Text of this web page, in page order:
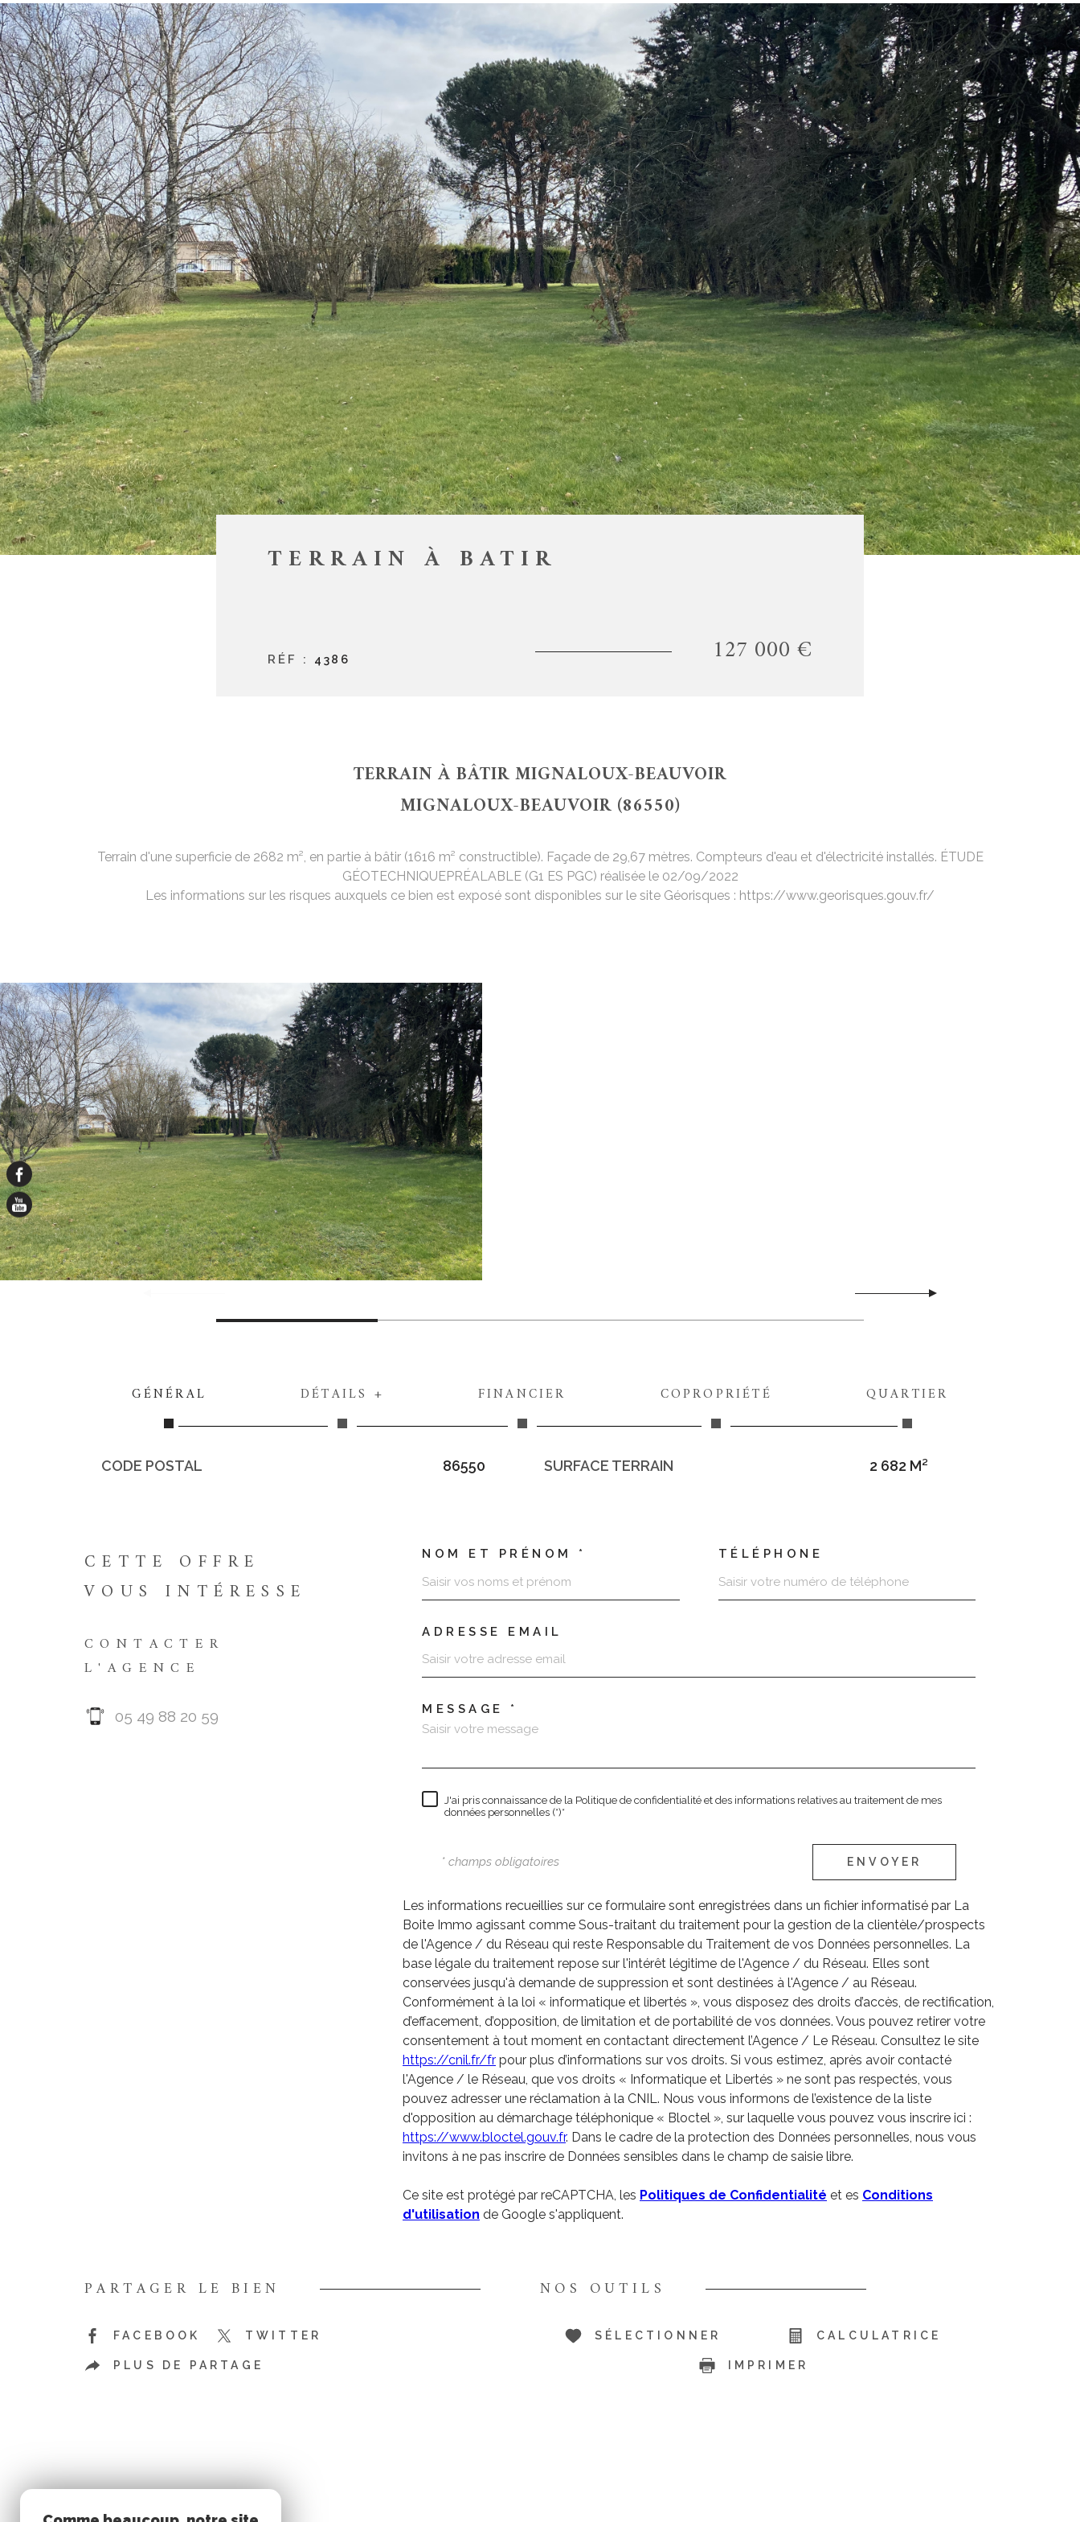
RÉF : 4386
TERRAIN À BATIR
127 000 €
TERRAIN À BÂTIR MIGNALOUX-BEAUVOIR
MIGNALOUX-BEAUVOIR (86550)
Terrain d'une superficie de 2682 m², en partie à bâtir (1616 m² constructible). Façade de 29,67 mètres. Compteurs d'eau et d'électricité installés. ÉTUDE
GÉOTECHNIQUEPRÉALABLE (G1 ES PGC) réalisée le 02/09/2022
Les informations sur les risques auxquels ce bien est exposé sont disponibles sur le site Géorisques : https://www.georisques.gouv.fr/
GÉNÉRAL DÉTAILS + FINANCIER COPROPRIÉTÉ QUARTIER
Caractérisque Valeurs
CODE POSTAL 86550 SURFACE TERRAIN 2 682 M²
CETTE OFFRE
VOUS INTÉRESSE
CONTACTER
L'AGENCE
05 49 88 20 59
NOM ET PRÉNOM * TÉLÉPHONE
ADRESSE EMAIL
MESSAGE *
J'ai pris connaissance de la Politique de confidentialité et des informations relatives au traitement de mes
données personnelles (*)*
* champs obligatoires ENVOYER
Les informations recueillies sur ce formulaire sont enregistrées dans un fichier informatisé par La
Boite Immo agissant comme Sous-traitant du traitement pour la gestion de la clientèle/prospects
de l'Agence / du Réseau qui reste Responsable du Traitement de vos Données personnelles. La
base légale du traitement repose sur l'intérêt légitime de l'Agence / du Réseau. Elles sont
conservées jusqu'à demande de suppression et sont destinées à l'Agence / au Réseau.
Conformément à la loi « informatique et libertés », vous disposez des droits d’accès, de rectification,
d’effacement, d’opposition, de limitation et de portabilité de vos données. Vous pouvez retirer votre
consentement à tout moment en contactant directement l’Agence / Le Réseau. Consultez le site
https://cnil.fr/fr pour plus d’informations sur vos droits. Si vous estimez, après avoir contacté
l'Agence / le Réseau, que vos droits « Informatique et Libertés » ne sont pas respectés, vous
pouvez adresser une réclamation à la CNIL. Nous vous informons de l’existence de la liste
d'opposition au démarchage téléphonique « Bloctel », sur laquelle vous pouvez vous inscrire ici :
https://www.bloctel.gouv.fr. Dans le cadre de la protection des Données personnelles, nous vous
invitons à ne pas inscrire de Données sensibles dans le champ de saisie libre.
Ce site est protégé par reCAPTCHA, les Politiques de Confidentialité et es Conditions
d'utilisation de Google s'appliquent.
PARTAGER LE BIEN
FACEBOOK TWITTER
PLUS DE PARTAGE
NOS OUTILS
SÉLECTIONNER CALCULATRICE
IMPRIMER